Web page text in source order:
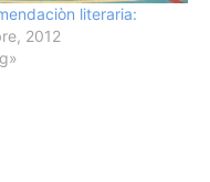
literaria:
2012